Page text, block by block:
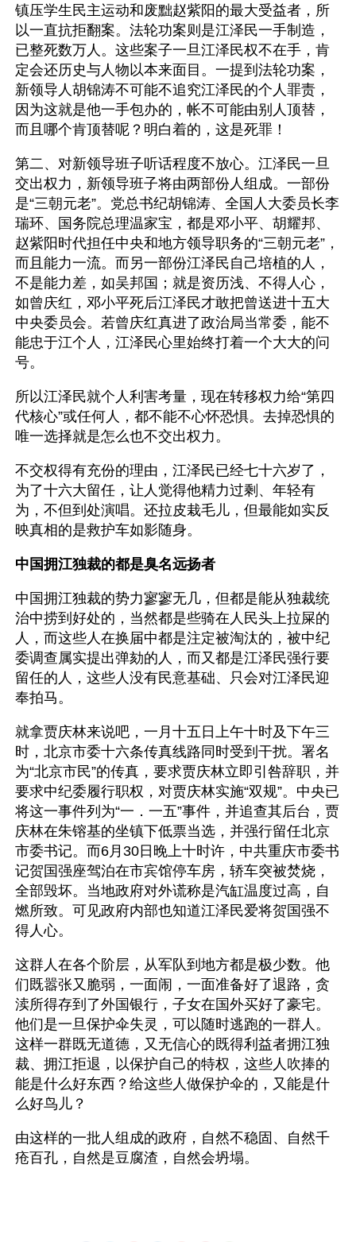
镇压学生民主运动和废黜赵紫阳的最大受益者，所
以一直抗拒翻案。法轮功案则是江泽民一手制造，
已整死数万人。这些案子一旦江泽民权不在手，肯
定会还历史与人物以本来面目。一提到法轮功案，
新领导人胡锦涛不可能不追究江泽民的个人罪责，
因为这就是他一手包办的，帐不可能由别人顶替，
而且哪个肯顶替呢？明白着的，这是死罪！
第二、对新领导班子听话程度不放心。江泽民一旦
交出权力，新领导班子将由两部份人组成。一部份
是“三朝元老”。党总书纪胡锦涛、全国人大委员长李
瑞环、国务院总理温家宝，都是邓小平、胡耀邦、
赵紫阳时代担任中央和地方领导职务的“三朝元老”，
而且能力一流。而另一部份江泽民自己培植的人，
不是能力差，如吴邦国；就是资历浅、不得人心，
如曾庆红，邓小平死后江泽民才敢把曾送进十五大
中央委员会。若曾庆红真进了政治局当常委，能不
能忠于江个人，江泽民心里始终打着一个大大的问
号。
所以江泽民就个人利害考量，现在转移权力给“第四
代核心”或任何人，都不能不心怀恐惧。去掉恐惧的
唯一选择就是怎么也不交出权力。
不交权得有充份的理由，江泽民已经七十六岁了，
为了十六大留任，让人觉得他精力过剩、年轻有
为，不但到处演唱。还拉皮栽毛儿，但最能如实反
映真相的是救护车如影随身。
中国拥江独裁的都是臭名远扬者
中国拥江独裁的势力寥寥无几，但都是能从独裁统
治中捞到好处的，当然都是些骑在人民头上拉屎的
人，而这些人在换届中都是注定被淘汰的，被中纪
委调查属实提出弹劾的人，而又都是江泽民强行要
留任的人，这些人没有民意基础、只会对江泽民迎
奉拍马。
就拿贾庆林来说吧，一月十五日上午十时及下午三
时，北京市委十六条传真线路同时受到干扰。署名
为“北京市民”的传真，要求贾庆林立即引咎辞职，并
要求中纪委履行职权，对贾庆林实施“双规”。中央已
将这一事件列为“一．一五”事件，并追查其后台，贾
庆林在朱镕基的坐镇下低票当选，并强行留任北京
市委书记。而6月30日晚上十时许，中共重庆市委书
记贺国强座驾泊在市宾馆停车房，轿车突被焚烧，
全部毁坏。当地政府对外谎称是汽缸温度过高，自
燃所致。可见政府内部也知道江泽民爱将贺国强不
得人心。
这群人在各个阶层，从军队到地方都是极少数。他
们既嚣张又脆弱，一面闹，一面准备好了退路，贪
渎所得存到了外国银行，子女在国外买好了豪宅。
他们是一旦保护伞失灵，可以随时逃跑的一群人。
这样一群既无道德，又无信心的既得利益者拥江独
裁、拥江拒退，以保护自己的特权，这些人吹捧的
能是什么好东西？给这些人做保护伞的，又能是什
么好鸟儿？
由这样的一批人组成的政府，自然不稳固、自然千
疮百孔，自然是豆腐渣，自然会坍塌。